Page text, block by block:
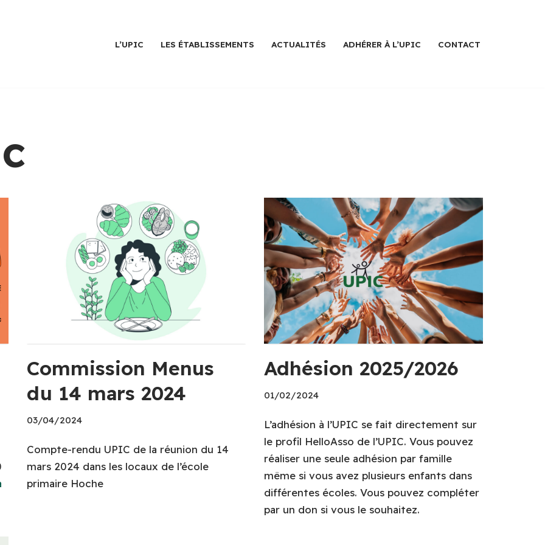
L’UPIC LES ÉTABLISSEMENTS ACTUALITÉS ADHÉRER À L’UPIC CONTACT
Commission Menus
du 14 mars 2024
03/04/2024
Compte-rendu UPIC de la réunion du 14
mars 2024 dans les locaux de l’école
primaire Hoche
Adhésion 2025/2026
01/02/2024
L’adhésion à l’UPIC se fait directement sur
le profil HelloAsso de l’UPIC. Vous pouvez
réaliser une seule adhésion par famille
même si vous avez plusieurs enfants dans
différentes écoles. Vous pouvez compléter
par un don si vous le souhaitez.